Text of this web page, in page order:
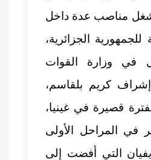
مناصب عدة داخل
للجمهورية الجزائرية،
في وزارة القوات
كريم بلقاسم،
قصيرة في غينيا،
في المراحل الأولى
التي أفضت إلى